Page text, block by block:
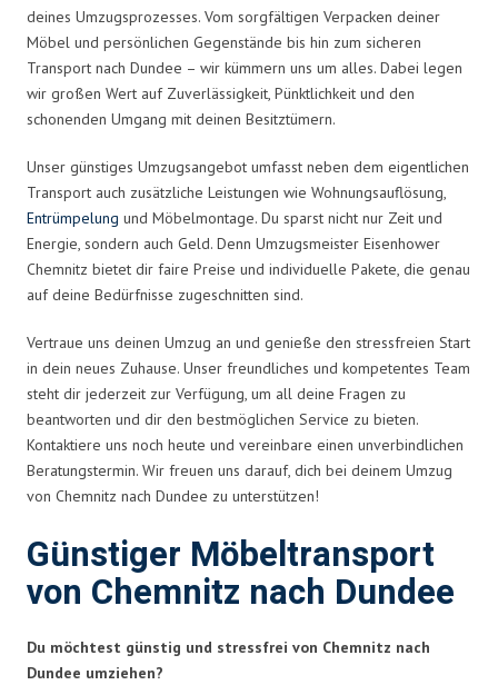
deines Umzugsprozesses. Vom sorgfältigen Verpacken deiner
Möbel und persönlichen Gegenstände bis hin zum sicheren
Transport nach Dundee – wir kümmern uns um alles. Dabei legen
wir großen Wert auf Zuverlässigkeit, Pünktlichkeit und den
schonenden Umgang mit deinen Besitztümern.
Unser günstiges Umzugsangebot umfasst neben dem eigentlichen
Transport auch zusätzliche Leistungen wie Wohnungsauflösung,
Entrümpelung und Möbelmontage. Du sparst nicht nur Zeit und
Energie, sondern auch Geld. Denn Umzugsmeister Eisenhower
Chemnitz bietet dir faire Preise und individuelle Pakete, die genau
auf deine Bedürfnisse zugeschnitten sind.
Vertraue uns deinen Umzug an und genieße den stressfreien Start
in dein neues Zuhause. Unser freundliches und kompetentes Team
steht dir jederzeit zur Verfügung, um all deine Fragen zu
beantworten und dir den bestmöglichen Service zu bieten.
Kontaktiere uns noch heute und vereinbare einen unverbindlichen
Beratungstermin. Wir freuen uns darauf, dich bei deinem Umzug
von Chemnitz nach Dundee zu unterstützen!
Günstiger Möbeltransport
von Chemnitz nach Dundee
Du möchtest günstig und stressfrei von Chemnitz nach
Dundee umziehen?